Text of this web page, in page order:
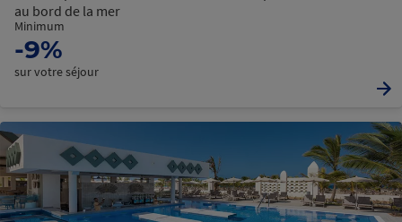
au bord de la mer
Minimum
-9%
sur votre séjour